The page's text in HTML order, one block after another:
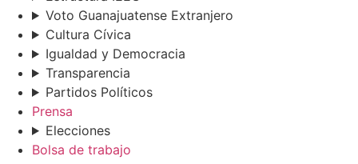
Voto Guanajuatense Extranjero
Cultura Cívica
Igualdad y Democracia
Transparencia
Partidos Políticos
Prensa
Elecciones
Bolsa de trabajo